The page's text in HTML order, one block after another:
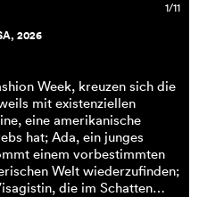
1/11
2026
Week, kreuzen sich die
mit existenziellen
eine amerikanische
hat; Ada, ein junges
einem vorbestimmten
Welt wiederzufinden;
die im Schatten…